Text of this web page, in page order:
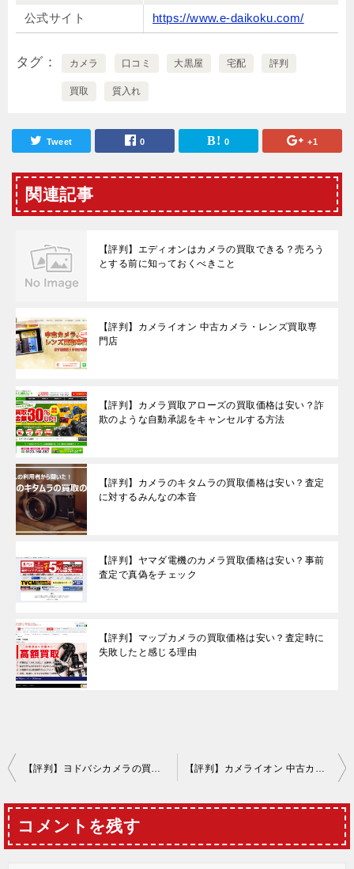
公式サイト https://www.e-daikoku.com/
タグ カメラ 口コミ 大黒屋 宅配 評判
買取 質入れ
Tweet 0 0 +1
関連記事
【評判】エディオンはカメラの買取できる？売ろう
とする前に知っておくべきこと
【評判】カメライオン 中古カメラ・レンズ買取専
門店
【評判】カメラ買取アローズの買取価格は安い？詐
欺のような自動承認をキャンセルする方法
【評判】カメラのキタムラの買取価格は安い？査定
に対するみんなの本音
【評判】ヤマダ電機のカメラ買取価格は安い？事前
査定で真偽をチェック
【評判】マップカメラの買取価格は安い？査定時に
失敗したと感じる理由
投
ナ
ビ
【評判】ヨドバシカメラの買取ってどう？査定額が安い口コミは嘘か本当か 【評判】カメライオン 中古カメラ・レンズ買取専門店
コメントを残す